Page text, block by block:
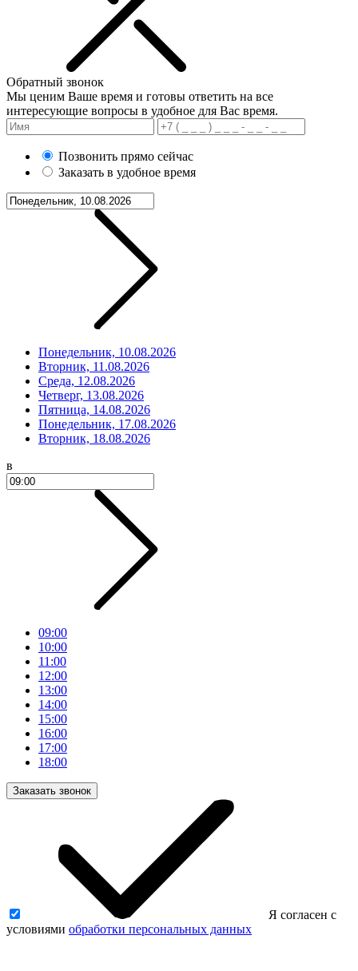
Обратный звонок
Мы ценим Ваше время и готовы ответить на все
интересующие вопросы в удобное для Вас время.
Позвонить прямо сейчас
Заказать в удобное время
Понедельник, 10.08.2026
Вторник, 11.08.2026
Среда, 12.08.2026
Четверг, 13.08.2026
Пятница, 14.08.2026
Понедельник, 17.08.2026
Вторник, 18.08.2026
в
09:00
10:00
11:00
12:00
13:00
14:00
15:00
16:00
17:00
18:00
Заказать звонок
Я согласен с
условиями обработки персональных данных